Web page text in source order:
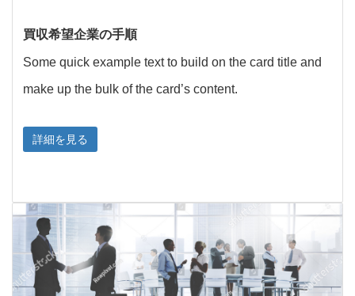
買収希望企業の手順
Some quick example text to build on the card title and
make up the bulk of the card’s content.
詳細を見る